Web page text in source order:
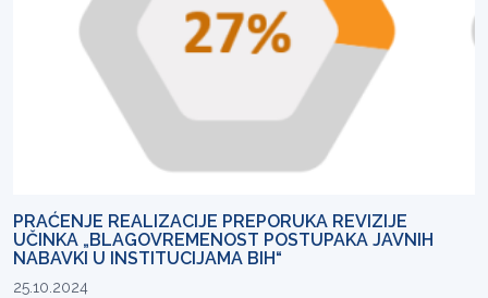
PRAĆENJE REALIZACIJE PREPORUKA REVIZIJE
UČINKA „BLAGOVREMENOST POSTUPAKA JAVNIH
NABAVKI U INSTITUCIJAMA BIH“
25.10.2024